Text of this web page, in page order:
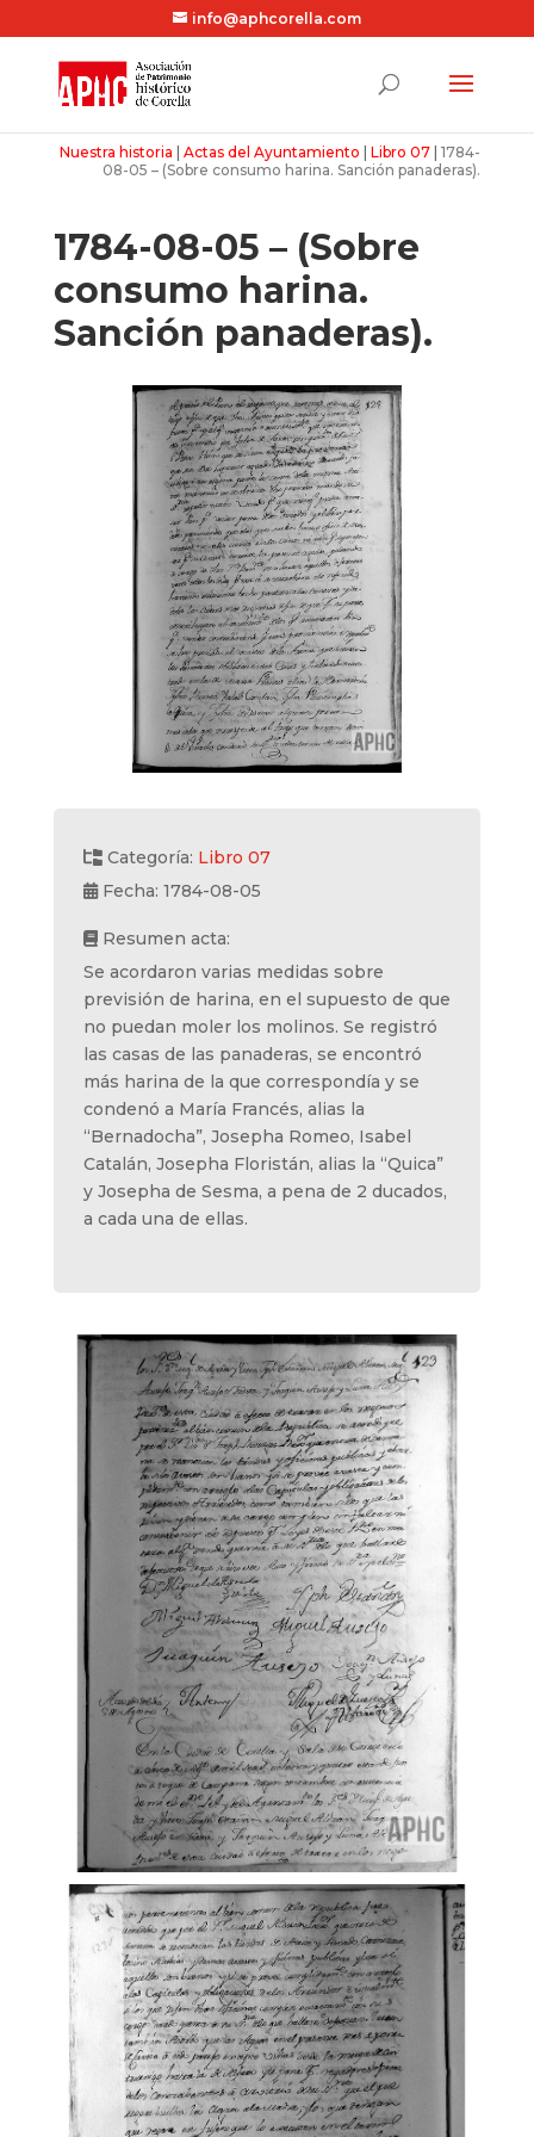
info@aphcorella.com
Nuestra historia |Actas del Ayuntamiento |Libro 07 |1784-
08-05 – (Sobre consumo harina. Sanción panaderas).
1784-08-05 – (Sobre
consumo harina.
Sanción panaderas).
Categoría: Libro 07
Fecha: 1784-08-05
Resumen acta:
Se acordaron varias medidas sobre
previsión de harina, en el supuesto de que
no puedan moler los molinos. Se registró
las casas de las panaderas, se encontró
más harina de la que correspondía y se
condenó a María Francés, alias la
“Bernadocha”, Josepha Romeo, Isabel
Catalán, Josepha Floristán, alias la “Quica”
y Josepha de Sesma, a pena de 2 ducados,
a cada una de ellas.